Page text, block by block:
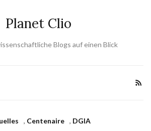
Planet Clio
Blogs auf einen Blick
, Centenaire , DGIA